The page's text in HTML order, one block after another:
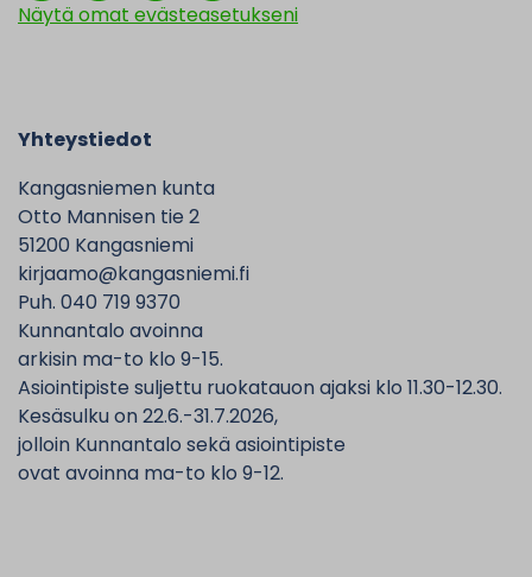
Näytä omat evästeasetukseni
Yhteystiedot
Kangasniemen kunta
Otto Mannisen tie 2
51200 Kangasniemi
kirjaamo@kangasniemi.fi
Puh. 040 719 9370
Kunnantalo avoinna
arkisin ma-to klo 9-15.
Asiointipiste suljettu ruokatauon ajaksi klo 11.30-12.30.
Kesäsulku on 22.6.-31.7.2026,
jolloin Kunnantalo sekä asiointipiste
ovat avoinna ma-to klo 9-12.